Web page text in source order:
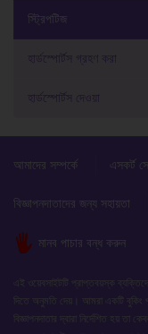
স্ট্রিপটিজ
হার্ডস্পোর্টস গ্রহণ করা
হার্ডস্পোর্টস দেওয়া
আমাদের সম্পর্কে এসকর্ট
বিজ্ঞাপনদাতাদের জন্য সহায়তা
মানব পাচার বন্ধ করুন
এই ওয়েবসাইটটি প্রাপ্তবয়স্ক
দিতে অনুমতি দেয়। আমরা একটি বুকিং
বিজ্ঞাপনদাতার দ্বারা নির্দেশিত হয়